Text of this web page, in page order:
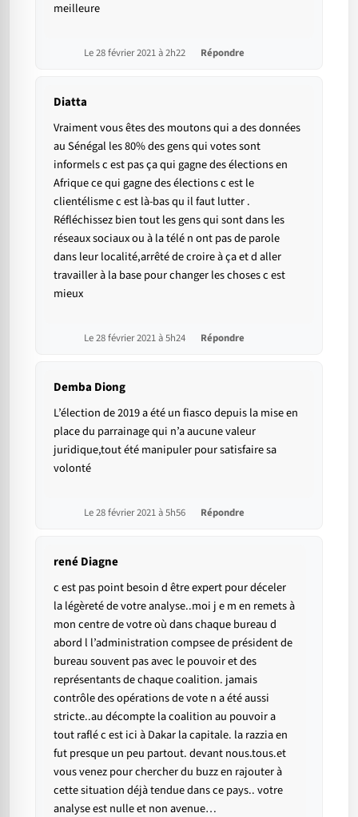
meilleure
Le 28 février 2021 à 2h22 Répondre
Diatta
Vraiment vous êtes des moutons qui a des données
au Sénégal les 80% des gens qui votes sont
informels c est pas ça qui gagne des élections en
Afrique ce qui gagne des élections c est le
clientélisme c est là-bas qu il faut lutter .
Réfléchissez bien tout les gens qui sont dans les
réseaux sociaux ou à la télé n ont pas de parole
dans leur localité,arrêté de croire à ça et d aller
travailler à la base pour changer les choses c est
mieux
Le 28 février 2021 à 5h24 Répondre
Demba Diong
L’élection de 2019 a été un fiasco depuis la mise en
place du parrainage qui n’a aucune valeur
juridique,tout été manipuler pour satisfaire sa
volonté
Le 28 février 2021 à 5h56 Répondre
rené Diagne
c est pas point besoin d être expert pour déceler
la légèreté de votre analyse..moi j e m en remets à
mon centre de votre où dans chaque bureau d
abord l l’administration compsee de président de
bureau souvent pas avec le pouvoir et des
représentants de chaque coalition. jamais
contrôle des opérations de vote n a été aussi
stricte..au décompte la coalition au pouvoir a
tout raflé c est ici à Dakar la capitale. la razzia en
fut presque un peu partout. devant nous.tous.et
vous venez pour chercher du buzz en rajouter à
cette situation déjà tendue dans ce pays.. votre
analyse est nulle et non avenue…